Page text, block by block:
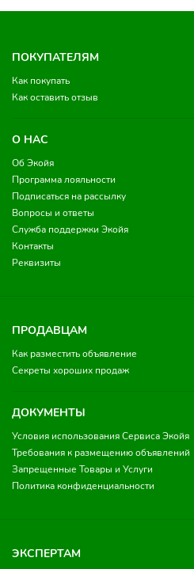
ПОКУПАТЕЛЯМ
Как покупать
Как оставить отзыв
О НАС
Об Экойя
Программа лояльности
Подписаться на рассылку
Вопросы и ответы
Служба поддержки Экойя
Контакты
Реквизиты
ПРОДАВЦАМ
Как разместить объявление
Секреты хороших продаж
ДОКУМЕНТЫ
Условия использования Сервиса Экойя
Требования к размещению объявлений
Запрещенные Товары и Услуги
Политика конфиденциальности
ЭКСПЕРТАМ